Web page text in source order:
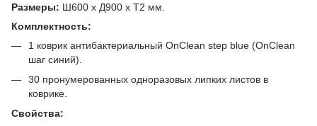
Размеры: Ш600 х Д900 х Т2 мм.
Комплектность:
1 коврик антибактериальный OnClean step blue (OnClean
шаг синий).
30 пронумерованных одноразовых липких листов в
коврике.
Свойства: